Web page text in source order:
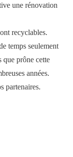
une rénovation
recyclables.
temps seulement
prône cette
années.
partenaires.